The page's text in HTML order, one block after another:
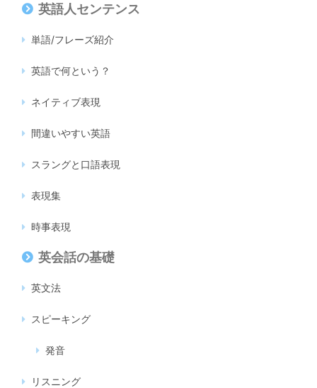
英語人センテンス
単語/フレーズ紹介
英語で何という？
ネイティブ表現
間違いやすい英語
スラングと口語表現
表現集
時事表現
英会話の基礎
英文法
スピーキング
発音
リスニング